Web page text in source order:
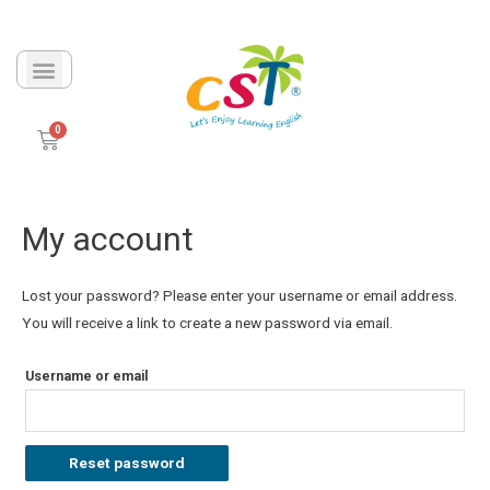
My account
Lost your password? Please enter your username or email address.
You will receive a link to create a new password via email.
Username or email
Reset password